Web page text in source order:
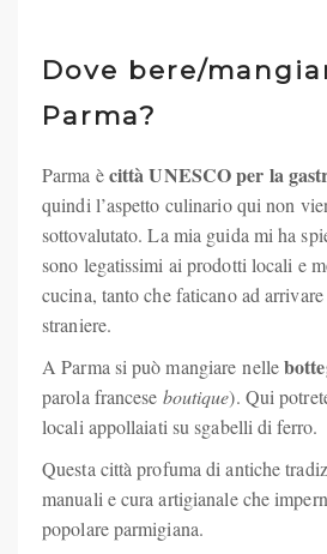
Dove bere/
Parma?
Parma ècittà UNESCO per la
quindi l’aspetto culinario qui non
sottovalutato. La mia guida mi ha
sono legatissimi ai prodotti locali e
cucina, tanto che faticano ad
straniere.
A Parma si può mangiare nelle
parola francese boutique). Qui
locali appollaiati su sgabelli di ferro.
Questa città profuma di antiche
manuali e cura artigianale che
popolare parmigiana.